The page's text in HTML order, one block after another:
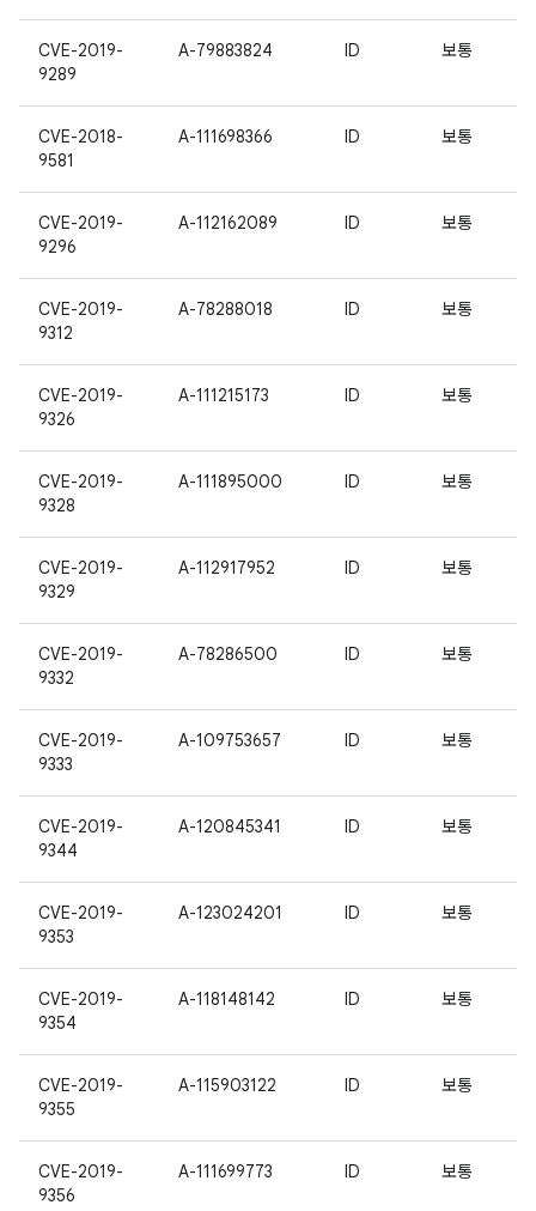
CVE-2019-
9289
A-79883824 ID 보통
CVE-2018-
9581
A-111698366 ID 보통
CVE-2019-
9296
A-112162089 ID 보통
CVE-2019-
9312
A-78288018 ID 보통
CVE-2019-
9326
A-111215173 ID 보통
CVE-2019-
9328
A-111895000 ID 보통
CVE-2019-
9329
A-112917952 ID 보통
CVE-2019-
9332
A-78286500 ID 보통
CVE-2019-
9333
A-109753657 ID 보통
CVE-2019-
9344
A-120845341 ID 보통
CVE-2019-
9353
A-123024201 ID 보통
CVE-2019-
9354
A-118148142 ID 보통
CVE-2019-
9355
A-115903122 ID 보통
CVE-2019-
9356
A-111699773 ID 보통